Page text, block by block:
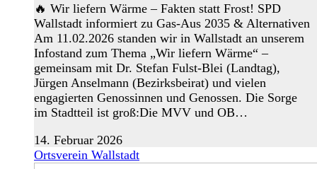
🔥 Wir liefern Wärme – Fakten statt Frost! SPD
Wallstadt informiert zu Gas-Aus 2035 & Alternativen
Am 11.02.2026 standen wir in Wallstadt an unserem
Infostand zum Thema „Wir liefern Wärme“ –
gemeinsam mit Dr. Stefan Fulst‑Blei (Landtag),
Jürgen Anselmann (Bezirksbeirat) und vielen
engagierten Genossinnen und Genossen. Die Sorge
im Stadtteil ist groß:Die MVV und OB…
14. Februar 2026
Ortsverein Wallstadt